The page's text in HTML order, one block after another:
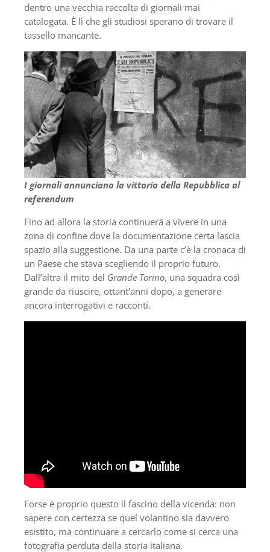
dentro una vecchia raccolta di giornali mai
catalogata. È lì che gli studiosi sperano di trovare il
tassello mancante.
I giornali annunciano la vittoria della Repubblica al
referendum
Fino ad allora la storia continuerà a vivere in una
zona di confine dove la documentazione certa lascia
spazio alla suggestione. Da una parte c’è la cronaca di
un Paese che stava scegliendo il proprio futuro.
Dall’altra il mito del Grande Torino, una squadra così
grande da riuscire, ottant’anni dopo, a generare
ancora interrogativi e racconti.
Forse è proprio questo il fascino della vicenda: non
sapere con certezza se quel volantino sia davvero
esistito, ma continuare a cercarlo come si cerca una
fotografia perduta della storia italiana.